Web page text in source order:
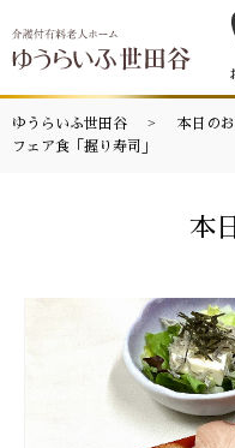
ゆうらいふ世田谷 本日の
フェア食「握り寿司」
本